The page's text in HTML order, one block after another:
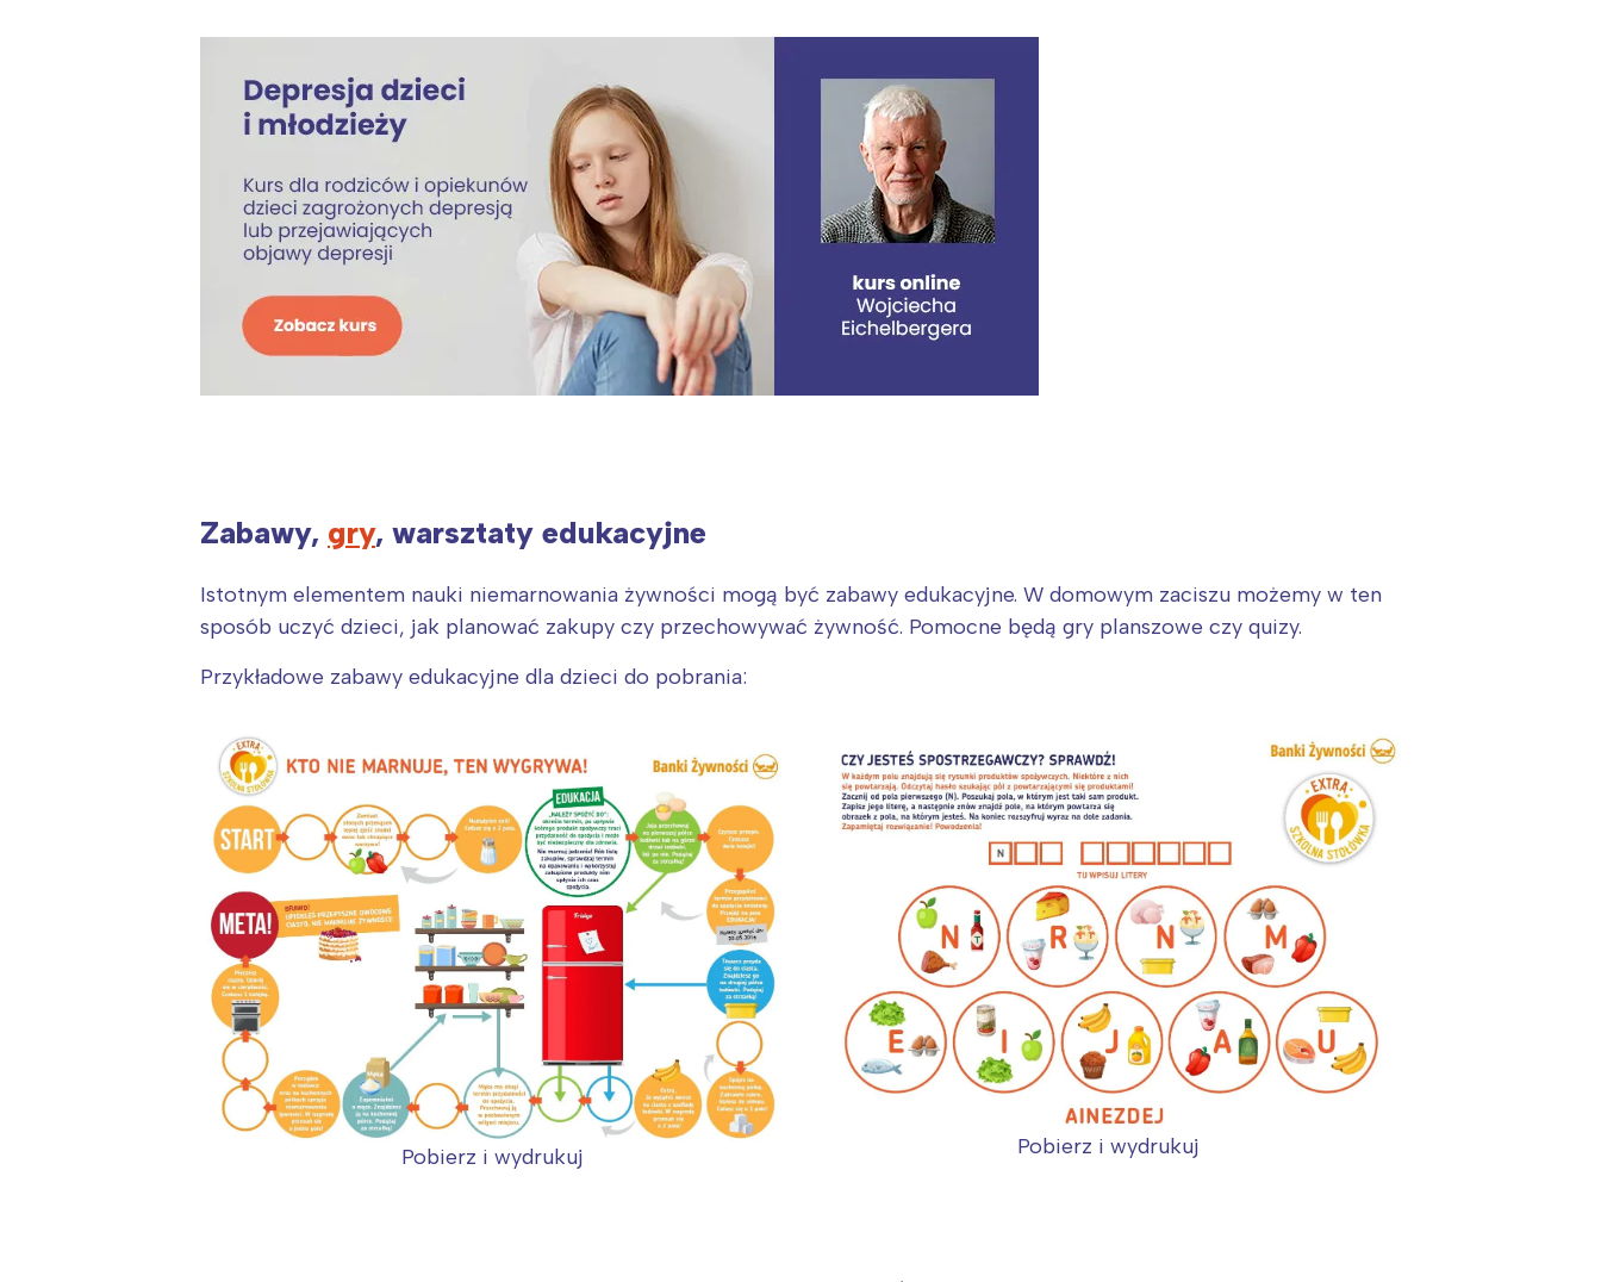
Zabawy, gry, warsztaty edukacyjne
Istotnym elementem nauki niemarnowania żywności mogą być zabawy edukacyjne. W domowym zaciszu możemy w ten
sposób uczyć dzieci, jak planować zakupy czy przechowywać żywność. Pomocne będą gry planszowe czy quizy.
Przykładowe zabawy edukacyjne dla dzieci do pobrania:
Pobierz i wydrukuj Pobierz i wydrukuj